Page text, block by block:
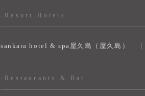
-Resort Hotels
sankara hotel & spa屋久島（屋久島）
-Restaurants & Bar